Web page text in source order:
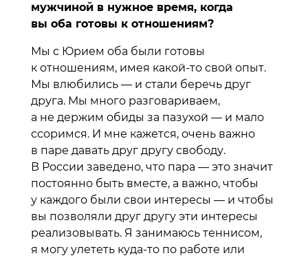
мужчиной в нужное время, когда
вы оба готовы к отношениям?
Мы с Юрием оба были готовы
к отношениям, имея какой-то свой опыт.
Мы влюбились — и стали беречь друг
друга. Мы много разговариваем,
а не держим обиды за пазухой — и мало
ссоримся. И мне кажется, очень важно
в паре давать друг другу свободу.
В России заведено, что пара — это значит
постоянно быть вместе, а важно, чтобы
у каждого были свои интересы — и чтобы
вы позволяли друг другу эти интересы
реализовывать. Я занимаюсь теннисом,
я могу улететь куда-то по работе или